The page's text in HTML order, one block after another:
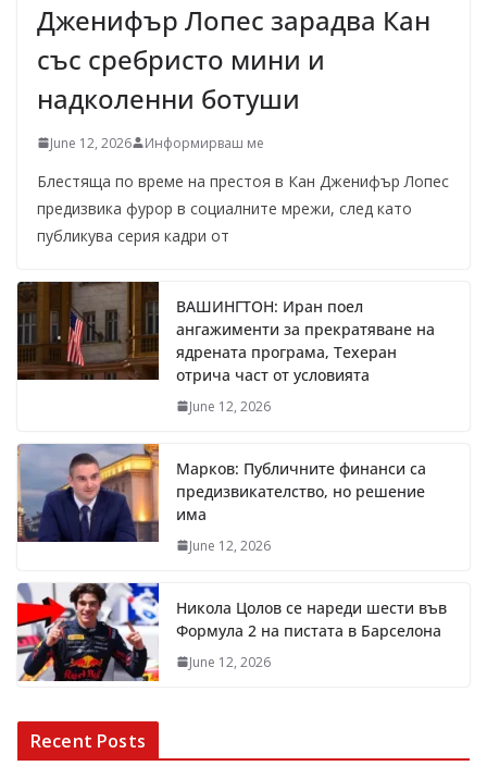
Дженифър Лопес зарадва Кан
със сребристо мини и
надколенни ботуши
June 12, 2026 Информирваш ме
Блестяща по време на престоя в Кан Дженифър Лопес
предизвика фурор в социалните мрежи, след като
публикува серия кадри от
ВАШИНГТОН: Иран поел
ангажименти за прекратяване на
ядрената програма, Техеран
отрича част от условията
June 12, 2026
Марков: Публичните финанси са
предизвикателство, но решение
има
June 12, 2026
Никола Цолов се нареди шести във
Формула 2 на пистата в Барселона
June 12, 2026
Recent Posts